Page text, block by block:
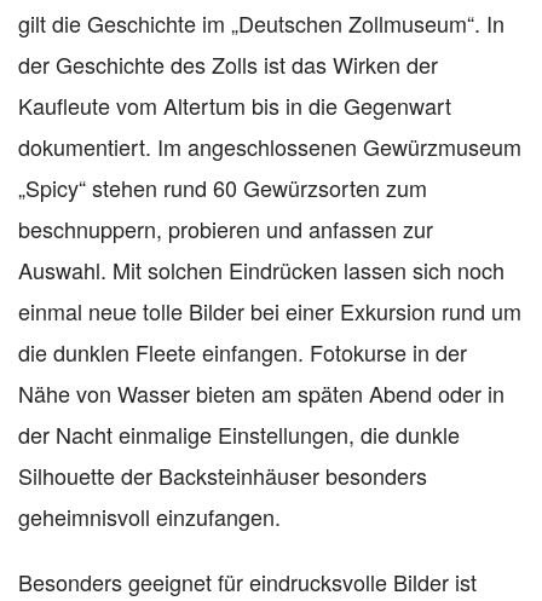
gilt die Geschichte im „Deutschen Zollmuseum“. In
der Geschichte des Zolls ist das Wirken der
Kaufleute vom Altertum bis in die Gegenwart
dokumentiert. Im angeschlossenen Gewürzmuseum
„Spicy“ stehen rund 60 Gewürzsorten zum
beschnuppern, probieren und anfassen zur
Auswahl. Mit solchen Eindrücken lassen sich noch
einmal neue tolle Bilder bei einer Exkursion rund um
die dunklen Fleete einfangen. Fotokurse in der
Nähe von Wasser bieten am späten Abend oder in
der Nacht einmalige Einstellungen, die dunkle
Silhouette der Backsteinhäuser besonders
geheimnisvoll einzufangen.
Besonders geeignet für eindrucksvolle Bilder ist